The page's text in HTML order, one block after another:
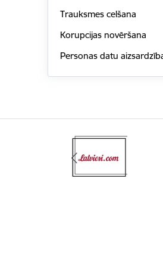
Trauksmes celšana
Korupcijas novēršana
Personas datu